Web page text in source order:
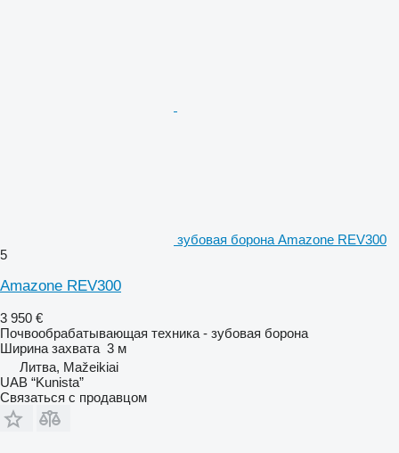
зубовая борона Amazone REV300
5
Amazone REV300
3 950 €
Почвообрабатывающая техника - зубовая борона
Ширина захвата 3 м
Литва, Mažeikiai
UAB “Kunista”
Связаться с продавцом